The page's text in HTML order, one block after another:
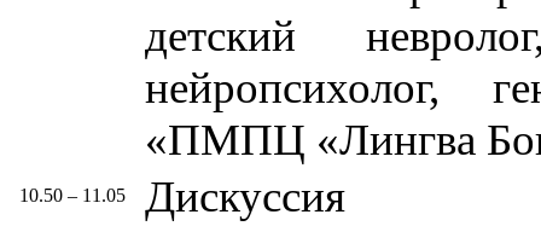
детский
нейропсихолог,
«ПМПЦ «Лингва
10.50 – 11.05 Дискуссия